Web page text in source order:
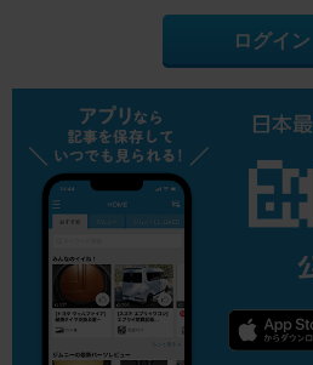
ログイン